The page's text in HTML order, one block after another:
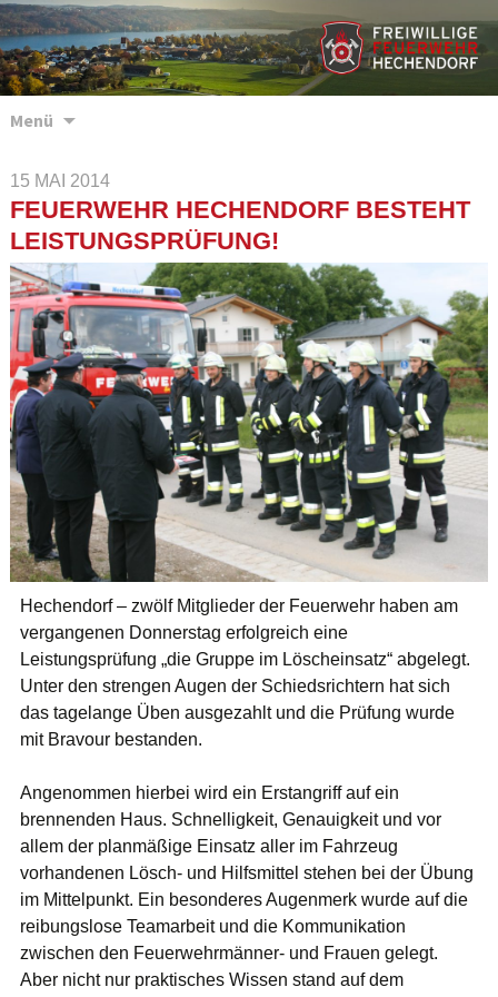
Menü
Inhalt
15 MAI 2014
FEUERWEHR HECHENDORF BESTEHT
LEISTUNGSPRÜFUNG!
Hechendorf – zwölf Mitglieder der Feuerwehr haben am
vergangenen Donnerstag erfolgreich eine
Leistungsprüfung „die Gruppe im Löscheinsatz“ abgelegt.
Unter den strengen Augen der Schiedsrichtern hat sich
das tagelange Üben ausgezahlt und die Prüfung wurde
mit Bravour bestanden.
Angenommen hierbei wird ein Erstangriff auf ein
brennenden Haus. Schnelligkeit, Genauigkeit und vor
allem der planmäßige Einsatz aller im Fahrzeug
vorhandenen Lösch- und Hilfsmittel stehen bei der Übung
im Mittelpunkt. Ein besonderes Augenmerk wurde auf die
reibungslose Teamarbeit und die Kommunikation
zwischen den Feuerwehrmänner- und Frauen gelegt.
Aber nicht nur praktisches Wissen stand auf dem